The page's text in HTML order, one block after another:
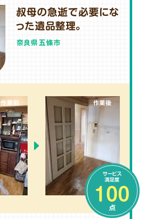
叔母の急逝で必要にな
った遺品整理。
奈良県五條市
作業前 作業後
サービス
満足度
100
点